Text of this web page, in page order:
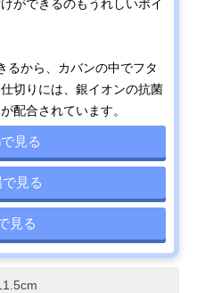
ができるのもうれしいポイ
るから、カバンの中でフタ
切りには、銀イオンの抗菌
配合されています。
見る
見る
見る